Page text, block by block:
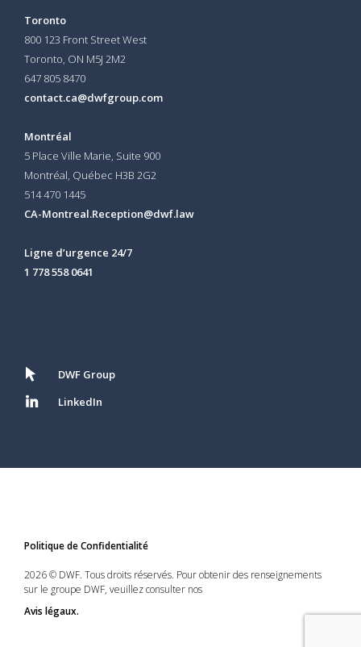
Toronto
800 123 Front Street West
Toronto, ON M5J 2M2
647 805 8470
contact.ca@dwfgroup.com
Montréal
5 Place Ville Marie, Suite 900
Montréal, Québec H3B 2G2
514 470 1445
CA-Montreal.Reception@dwf.law
Ligne d’urgence 24/7
1 778 558 0641
DWF Group
LinkedIn
Politique de Confidentialité
2026 © DWF. Tous droits réservés. Pour obtenir des renseignements
sur le groupe DWF, veuillez consulter nos
Avis légaux.